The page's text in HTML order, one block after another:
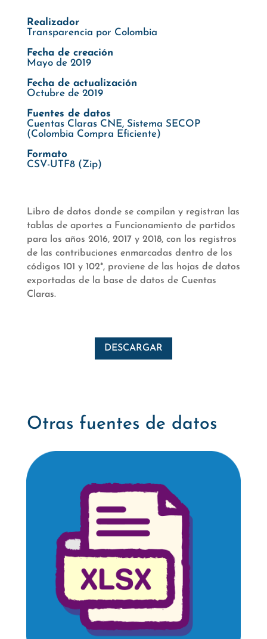
Realizador
Transparencia por Colombia
Fecha de creación
Mayo de 2019
Fecha de actualización
Octubre de 2019
Fuentes de datos
Cuentas Claras CNE, Sistema SECOP
(Colombia Compra Eficiente)
Formato
CSV-UTF8 (Zip)
Libro de datos donde se compilan y registran las
tablas de aportes a Funcionamiento de partidos
para los años 2016, 2017 y 2018, con los registros
de las contribuciones enmarcadas dentro de los
códigos 101 y 102*, proviene de las hojas de datos
exportadas de la base de datos de Cuentas
Claras.
DESCARGAR
Otras fuentes de datos